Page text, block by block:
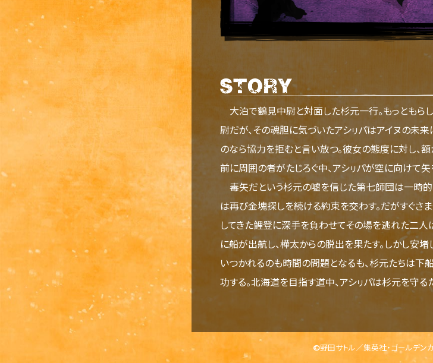
大泊で鶴見中尉と対面した杉元一行。もっともら
尉だが、その魂胆に気づいたアシㇼパはアイヌの未
のなら協力を拒むと言い放つ。彼女の態度に対し、
前に周囲の者がたじろぐ中、アシㇼパが空に向けて
毒矢だという杉元の嘘を信じた第七師団は一時的
は再び金塊探しを続ける約束を交わす。だがすぐさ
してきた鯉登に深手を負わせてその場を逃れた二人
に船が出航し、樺太からの脱出を果たす。しかし安
いつかれるのも時間の問題となるも、杉元たちは
功する。北海道を目指す道中、アシㇼパは杉元を守
©野田サトル／集英社・ゴールデン